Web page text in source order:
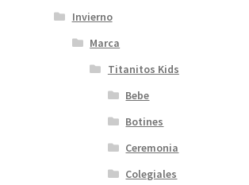
Invierno
Marca
Titanitos Kids
Bebe
Botines
Ceremonia
Colegiales